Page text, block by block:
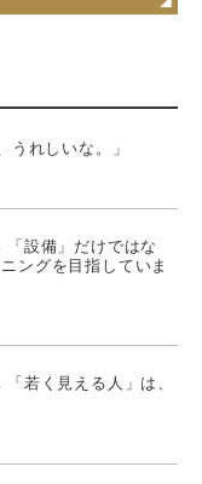
れしいな。」
「設備」だけではな
ングを目指していま
若く見える人」は、